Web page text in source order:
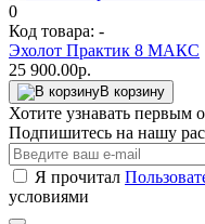
0
Код товара: -
Эхолот Практик 8 МАКС
25 900.00р.
В корзину
Хотите узнавать первым
Подпишитесь на нашу
Я прочитал
условиями